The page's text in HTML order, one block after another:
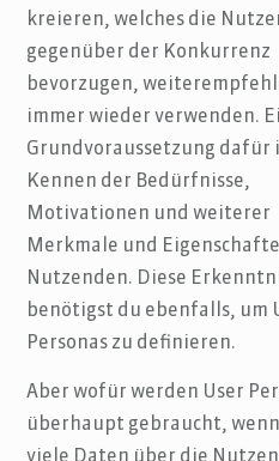
kreieren, welches die
gegenüber der Konkurrenz
bevorzugen,
immer wieder verwenden.
Grundvoraussetzung dafür
Kennen der Bedürfnisse,
Motivationen und weiterer
Merkmale und
Nutzenden. Diese
benötigst du ebenfalls, um
Personas zu definieren.
Aber wofür werden User
überhaupt gebraucht, wenn